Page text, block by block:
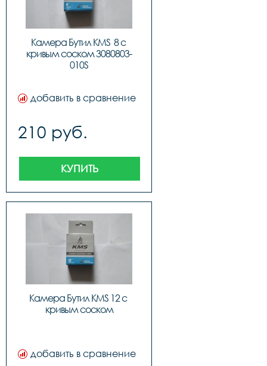
Камера Бутил KMS  8 с
кривым соском 3080803-
010S
добавить в сравнение
210 руб.
КУПИТЬ
Камера Бутил KMS 12 с
кривым соском
добавить в сравнение